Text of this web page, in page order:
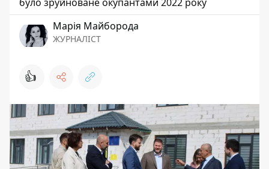
було зруйноване окупантами 2022 року
Марія Майборода
ЖУРНАЛІСТ
👍